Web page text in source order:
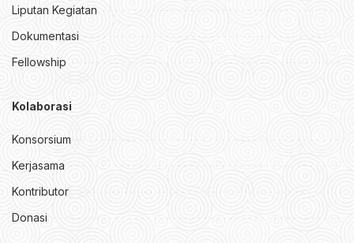
Liputan Kegiatan
Dokumentasi
Fellowship
Kolaborasi
Konsorsium
Kerjasama
Kontributor
Donasi